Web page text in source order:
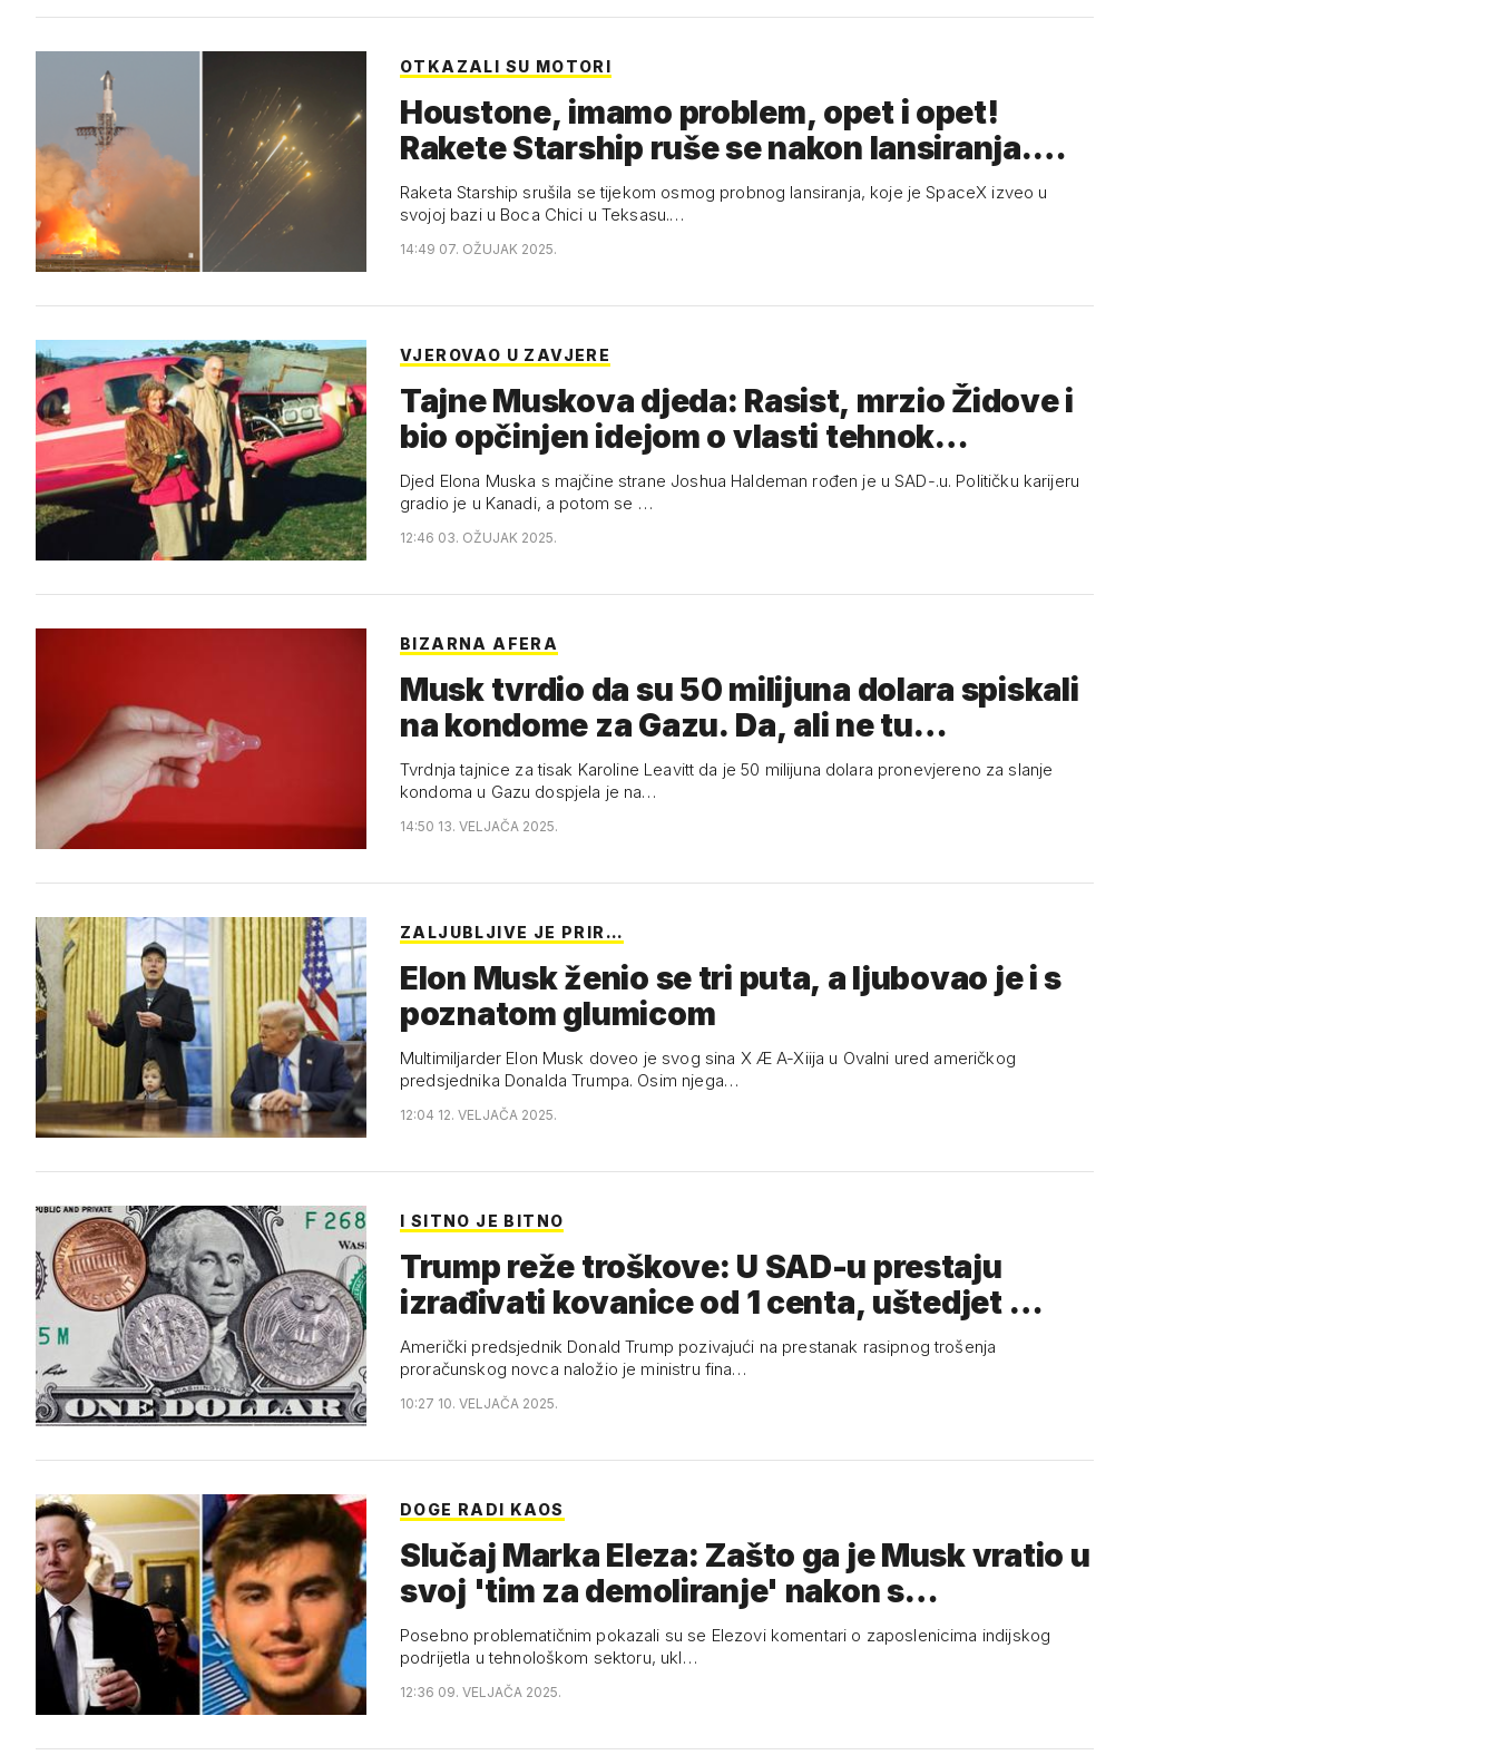
OTKAZALI SU MOTORI
Houstone, imamo problem, opet i opet!
Rakete Starship ruše se nakon lansiranja.…
Raketa Starship srušila se tijekom osmog probnog lansiranja, koje je SpaceX izveo u
svojoj bazi u Boca Chici u Teksasu.…
14:49 07. OŽUJAK 2025.
VJEROVAO U ZAVJERE
Tajne Muskova djeda: Rasist, mrzio Židove i
bio opčinjen idejom o vlasti tehnok…
Djed Elona Muska s majčine strane Joshua Haldeman rođen je u SAD-.u. Političku karijeru
gradio je u Kanadi, a potom se …
12:46 03. OŽUJAK 2025.
BIZARNA AFERA
Musk tvrdio da su 50 milijuna dolara spiskali
na kondome za Gazu. Da, ali ne tu…
Tvrdnja tajnice za tisak Karoline Leavitt da je 50 milijuna dolara pronevjereno za slanje
kondoma u Gazu dospjela je na…
14:50 13. VELJAČA 2025.
ZALJUBLJIVE JE PRIR…
Elon Musk ženio se tri puta, a ljubovao je i s
poznatom glumicom
Multimiljarder Elon Musk doveo je svog sina X Æ A-Xiija u Ovalni ured američkog
predsjednika Donalda Trumpa. Osim njega…
12:04 12. VELJAČA 2025.
I SITNO JE BITNO
Trump reže troškove: U SAD-u prestaju
izrađivati kovanice od 1 centa, uštedjet …
Američki predsjednik Donald Trump pozivajući na prestanak rasipnog trošenja
proračunskog novca naložio je ministru fina…
10:27 10. VELJAČA 2025.
DOGE RADI KAOS
Slučaj Marka Eleza: Zašto ga je Musk vratio u
svoj 'tim za demoliranje' nakon s…
Posebno problematičnim pokazali su se Elezovi komentari o zaposlenicima indijskog
podrijetla u tehnološkom sektoru, ukl…
12:36 09. VELJAČA 2025.